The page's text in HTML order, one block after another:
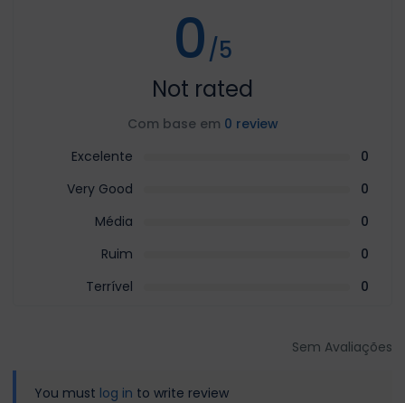
0/5
Not rated
Com base em 0 review
Excelente
0
Very Good
0
Média
0
Ruim
0
Terrível
0
Sem Avaliações
You must log in to write review